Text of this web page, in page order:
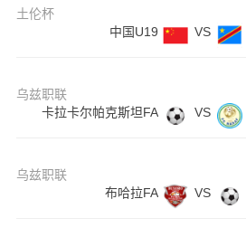
土伦杯
中国U19
VS
乌兹职联
卡拉卡尔帕克斯坦FA
VS
乌兹职联
布哈拉FA
VS